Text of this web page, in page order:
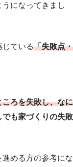
になってきまし
ている「失敗点・
ころを失敗し、なに
でも家づくりの失敗
める方の参考にな